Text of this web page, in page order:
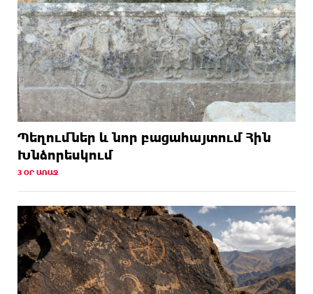
Պեղումներ և նոր բացահայտում Հին
Խնձորեսկում
3 ՕՐ ԱՌԱՋ